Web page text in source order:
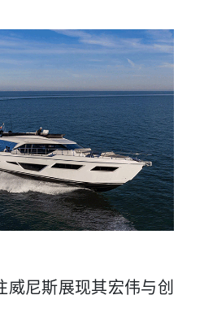
威尼斯展现其宏伟与创